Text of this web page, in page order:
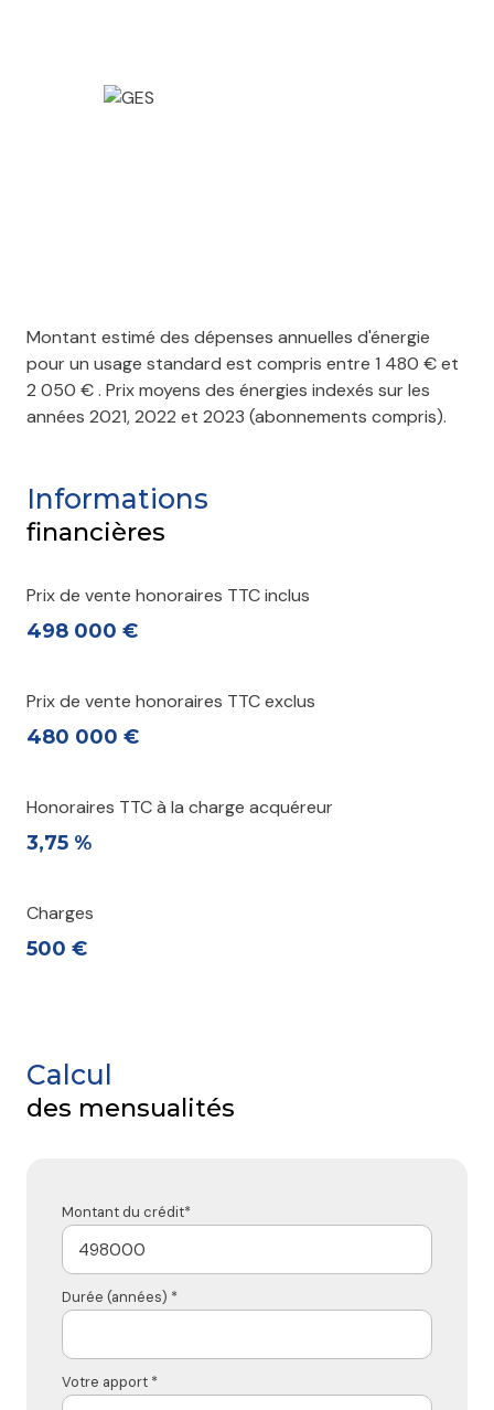
accès handicapé
Montant estimé des dépenses annuelles d'énergie
pour un usage standard est compris entre 1 480 € et
2 050 € . Prix moyens des énergies indexés sur les
années 2021, 2022 et 2023 (abonnements compris).
Informations
financières
Prix de vente honoraires TTC inclus
498 000 €
Prix de vente honoraires TTC exclus
480 000 €
Honoraires TTC à la charge acquéreur
3,75 %
Charges
500 €
Calcul
des mensualités
Montant du crédit*
Durée (années) *
Votre apport *